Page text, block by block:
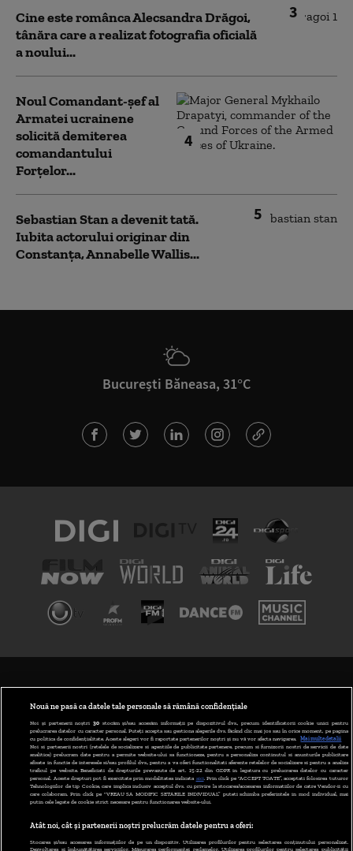
3
Cine este românca Alecsandra Drăgoi,
tânăra care a realizat fotografia oficială
a noului...
4
Noul Comandant-șef al
Armatei ucrainene
solicită demiterea
comandantului
Forțelor...
5
Sebastian Stan a devenit tată.
Iubita actorului originar din
Constanța, Annabelle Wallis...
București Băneasa, 31°C
ABONARE DIGI TV
GESTIONAȚI PREFERINȚELE
CODUL DIGI24
CAMERE WEB
CONTACT/INFO
Nouă ne pasă ca datele tale personale să rămână confidențiale
Noi și partenerii noștri 30stocăm și/sau accesăm informații pe dispozitivul dvs., precum identificatorii cookie unici pentru
prelucrarea datelor cu caracter personal. Puteți accepta sau gestiona alegerile dvs. făcând clic mai jos sau în orice moment, pe pagina
cu politica de confidențialitate. Aceste alegeri vor fi raportate partenerilor noștri și nu vă vor afecta navigarea.
Mai multe detalii
Noi si partenerii nostri (retelele de socializare si agentiile de publicitate partenere, precum si furnizorii nostri de servicii de date
analitice) prelucram date pentru a permite website-ului sa functioneze, pentru a personaliza continutul si anunturile publicitare
afisate in functie de interesele si/sau profilul dvs., pentru a va oferi functionalitati aferente retelelor de socializare si pentru a analiza
traficul pe website. Beneficiati de drepturile prevazute de art. 15-22 din GDPR in legatura cu prelucrarea datelor cu caracter
personal. Aceste drepturi pot fi exercitate prin modalitatea indicata aici. Prin click pe “ACCEPT TOATE”, acceptati folosirea tuturor
Tehnologiilor de tip Cookie, care implica inclusiv acceptul dvs. cu privire la stocarea/accesarea informatiilor de catre Vendor-ii cu
care colaboram. Prin click pe “VREAU SA MODIFIC SETARILE INDIVIDUAL” puteti schimba preferintele in mod individual, mai
putin cele legate de cookie strict necesare pentru functionarea website-ului.
Atât noi, cât și partenerii noștri prelucrăm datele pentru a oferi:
Stocarea și/sau accesarea informațiilor de pe un dispozitiv. Utilizarea profilurilor pentru selectarea conținutului personalizat.
Dezvoltarea și îmbunătățirea serviciilor. Măsurarea performanței reclamelor. Utilizarea profilurilor pentru selectarea publicității